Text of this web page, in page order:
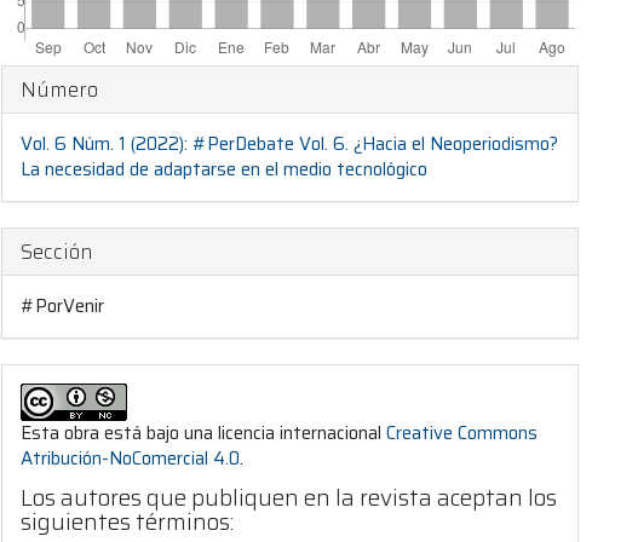
Detalles
del
artículo
Número
Vol. 6 Núm. 1 (2022): #PerDebate Vol. 6. ¿Hacia el Neoperiodismo?
La necesidad de adaptarse en el medio tecnológico
Sección
#PorVenir
Esta obra está bajo una licencia internacionalCreative Commons
Atribución-NoComercial 4.0.
Los autores que publiquen en la revista aceptan los
siguientes términos: